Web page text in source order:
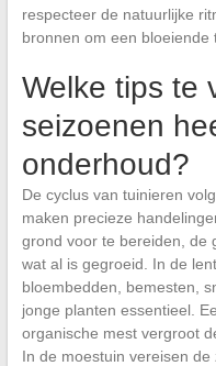
respecteer de natuurlijke
bronnen om een bloeiende
Welke tips te
seizoenen
onderhoud?
De cyclus van tuinieren
maken precieze
grond voor te bereiden, de
wat al is gegroeid. In de
bloembedden, bemesten,
jonge planten essentieel.
organische mest vergroot
In de moestuin vereisen